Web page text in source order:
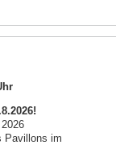
Pavillons im